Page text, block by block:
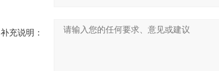
补充说明：